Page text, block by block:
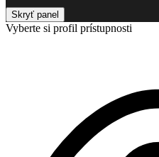
Skryť panel
Vyberte si profil prístupnosti